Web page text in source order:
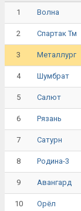
1 Волна
2 Спартак Тм
3 Металлург
4 Шумбрат
5 Салют
6 Рязань
7 Сатурн
8 Родина-3
9 Авангард
10 Орёл